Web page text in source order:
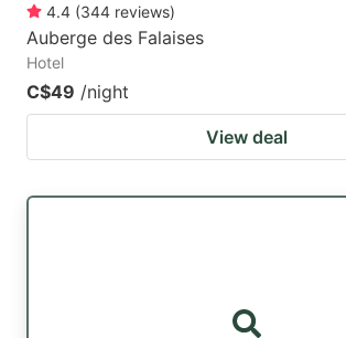
4.4 (344 reviews)
Auberge des Falaises
Hotel
C$49 /night
View deal